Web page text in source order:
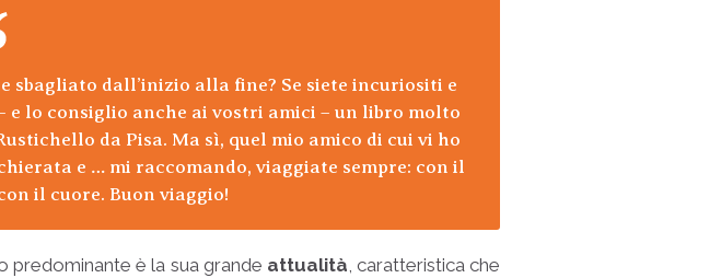
sbagliato dall’inizio alla fine? Se siete incuriositi e
e lo consiglio anche ai vostri amici – un libro molto
da Pisa. Ma sì, quel mio amico di cui vi ho
e … mi raccomando, viaggiate sempre: con il
il cuore. Buon viaggio!
predominante è la sua grande attualità, caratteristica che